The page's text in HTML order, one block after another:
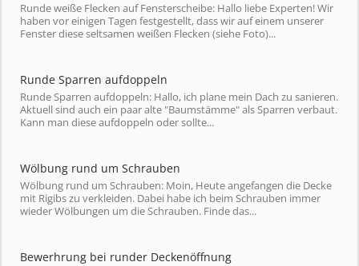
Runde weiße Flecken auf Fensterscheibe: Hallo liebe Experten! Wir
haben vor einigen Tagen festgestellt, dass wir auf einem unserer
Fenster diese seltsamen weißen Flecken (siehe Foto)...
Runde Sparren aufdoppeln
Runde Sparren aufdoppeln: Hallo, ich plane mein Dach zu sanieren.
Aktuell sind auch ein paar alte "Baumstämme" als Sparren verbaut.
Kann man diese aufdoppeln oder sollte...
Wölbung rund um Schrauben
Wölbung rund um Schrauben: Moin, Heute angefangen die Decke
mit Rigibs zu verkleiden. Dabei habe ich beim Schrauben immer
wieder Wölbungen um die Schrauben. Finde das...
Bewerhrung bei runder Deckenöffnung